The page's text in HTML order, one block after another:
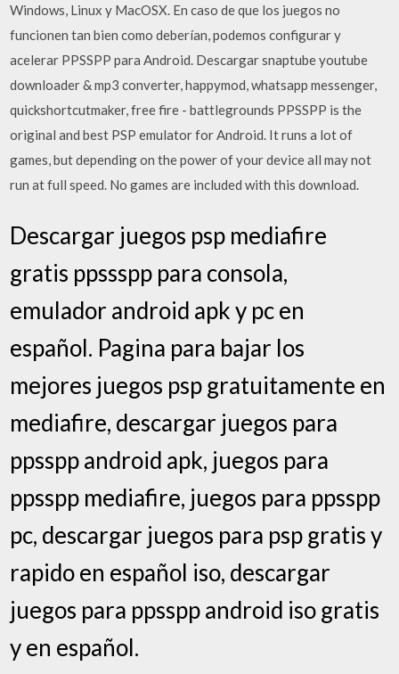
Windows, Linux y MacOSX. En caso de que los juegos no
funcionen tan bien como deberían, podemos configurar y
acelerar PPSSPP para Android. Descargar snaptube youtube
downloader & mp3 converter, happymod, whatsapp messenger,
quickshortcutmaker, free fire - battlegrounds PPSSPP is the
original and best PSP emulator for Android. It runs a lot of
games, but depending on the power of your device all may not
run at full speed. No games are included with this download.
Descargar juegos psp mediafire
gratis ppssspp para consola,
emulador android apk y pc en
español. Pagina para bajar los
mejores juegos psp gratuitamente en
mediafire, descargar juegos para
ppsspp android apk, juegos para
ppsspp mediafire, juegos para ppsspp
pc, descargar juegos para psp gratis y
rapido en español iso, descargar
juegos para ppsspp android iso gratis
y en español.